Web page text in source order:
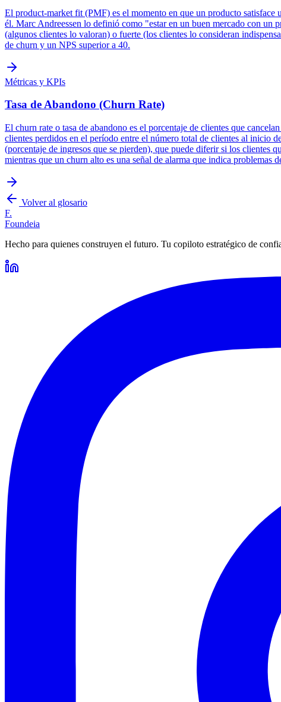
El product-market fit (PMF) es el momento en que un producto satisface
él. Marc Andreessen lo definió como "estar en un buen mercado con un
(algunos clientes lo valoran) o fuerte (los clientes lo consideran
de churn y un NPS superior a 40.
Métricas y KPIs
Tasa de Abandono (Churn Rate)
El churn rate o tasa de abandono es el porcentaje de clientes que
clientes perdidos en el período entre el número total de clientes al inicio
(porcentaje de ingresos que se pierden), que puede diferir si los clientes
mientras que un churn alto es una señal de alarma que indica problemas
Volver al glosario
F.
Foundeia
Hecho para quienes construyen el futuro. Tu copiloto estratégico de